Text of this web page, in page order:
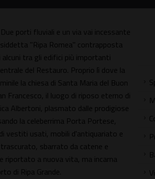
porti fluviali e un via vai incessante
"Ripa Romea" contrapposta
tra gli edifici più importanti
del Restauro. Proprio lì dove la
la chiesa di Santa Maria del Buon
Francesco, il luogo di riposo eterno di
Albertoni, plasmato dalle prodigiose
la celeberrima Porta Portese,
vestiti usati, mobili d'antiquariato e
sbarrato da catene e
riportato a nuova vita, ma incarna
di Ripa Grande.